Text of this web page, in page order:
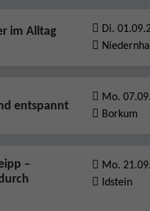
im Alltag
Di.
entspannt
Mo.
Borkum
–
Mo.
Idstein